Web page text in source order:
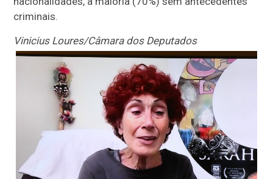
criminais.
Vinicius Loures/Câmara dos Deputados